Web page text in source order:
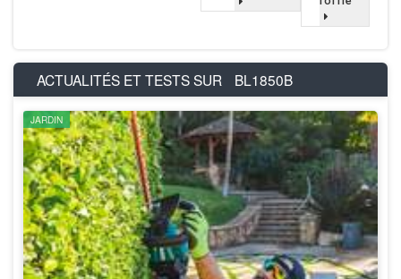
ACTUALITÉS ET TESTS SUR BL1850B
JARDIN